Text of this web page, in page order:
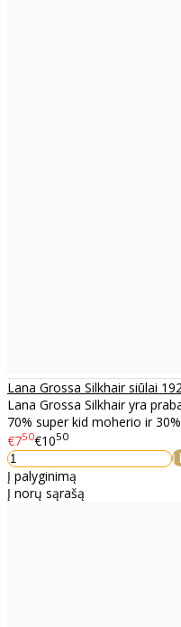
Lana Grossa Silkhair siūlai 192
Lana Grossa Silkhair yra
70% super kid moherio ir
€750€1050
Į
Į palyginimą
Į norų sąrašą